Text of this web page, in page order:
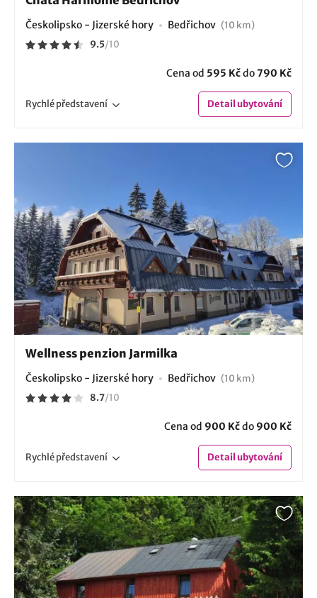
Českolipsko - Jizerské hory Bedřichov (10 km)
9.5/10
Cena od 595 Kčdo790 Kč
Rychlépředstavení Detailubytování
Wellness penzion Jarmilka
Českolipsko - Jizerské hory Bedřichov (10 km)
8.7/10
Cena od 900 Kčdo 900 Kč
Rychlépředstavení Detailubytování